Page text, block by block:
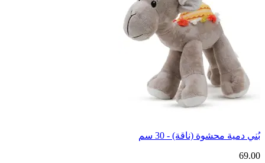
بُني دمية محشوة (ناقة) - 30 سم
69.00